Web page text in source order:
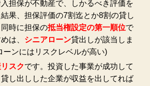
担保が不動産で、しかるべき評価を
果、担保評価の7割迄とか8割の貸し
時に担保の抵当権設定の第一順位で
は、 シニアローン貸出しが該当しま
ーンにはリスクレベルが高い)
スクです。投資した事業が成功して
し出しした企業が収益を出してれば